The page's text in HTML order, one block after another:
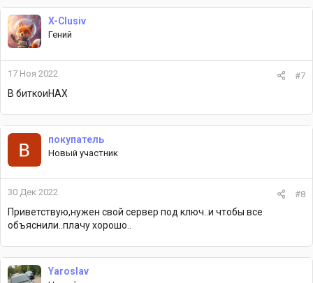
X-Clusiv
Гений
17 Ноя 2022 #7
В биткоиНАХ
покупатель
Новый участник
30 Дек 2022 #8
Приветствую,нужен свой сервер под ключ..и чтобы все
объяснили..плачу хорошо..
Yaroslav